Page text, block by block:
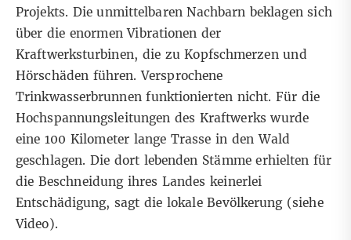
Projekts. Die unmittelbaren Nachbarn beklagen sich
über die enormen Vibrationen der
Kraftwerksturbinen, die zu Kopfschmerzen und
Hörschäden führen. Versprochene
Trinkwasserbrunnen funktionierten nicht. Für die
Hochspannungsleitungen des Kraftwerks wurde
eine 100 Kilometer lange Trasse in den Wald
geschlagen. Die dort lebenden Stämme erhielten für
die Beschneidung ihres Landes keinerlei
Entschädigung, sagt die lokale Bevölkerung (siehe
Video).